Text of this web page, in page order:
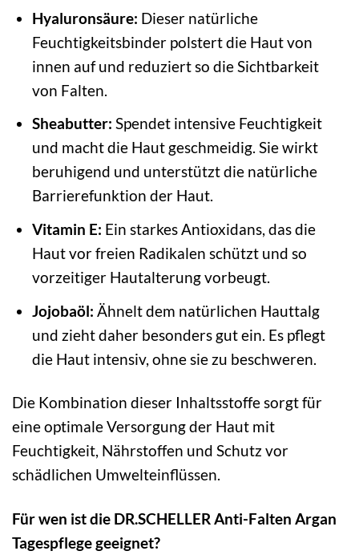
Hyaluronsäure: Dieser natürliche
Feuchtigkeitsbinder polstert die Haut von
innen auf und reduziert so die Sichtbarkeit
von Falten.
Sheabutter: Spendet intensive Feuchtigkeit
und macht die Haut geschmeidig. Sie wirkt
beruhigend und unterstützt die natürliche
Barrierefunktion der Haut.
Vitamin E: Ein starkes Antioxidans, das die
Haut vor freien Radikalen schützt und so
vorzeitiger Hautalterung vorbeugt.
Jojobaöl: Ähnelt dem natürlichen Hauttalg
und zieht daher besonders gut ein. Es pflegt
die Haut intensiv, ohne sie zu beschweren.
Die Kombination dieser Inhaltsstoffe sorgt für
eine optimale Versorgung der Haut mit
Feuchtigkeit, Nährstoffen und Schutz vor
schädlichen Umwelteinflüssen.
Für wen ist die DR.SCHELLER Anti-Falten Argan
Tagespflege geeignet?